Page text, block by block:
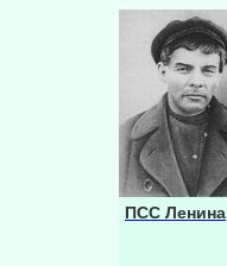
ПСС Ленина